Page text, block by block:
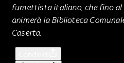
fumettista italiano, che fino al
animerà la Biblioteca
Caserta.